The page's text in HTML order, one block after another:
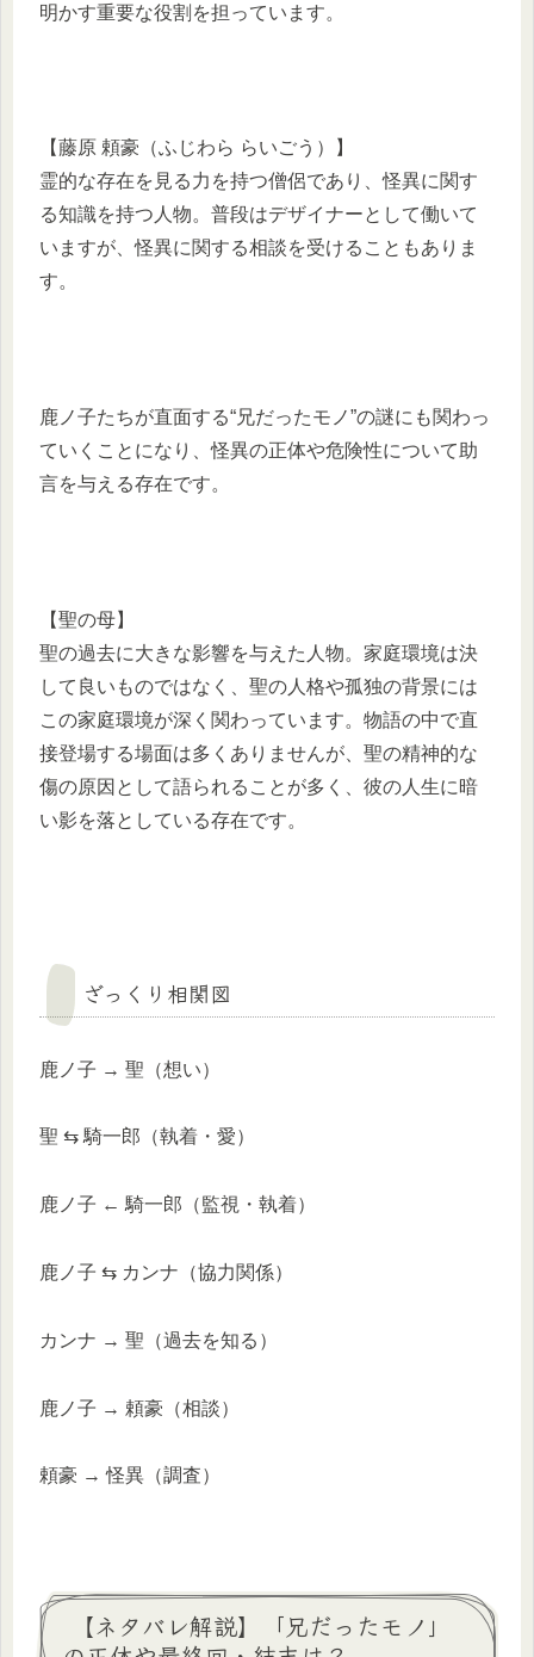
明かす重要な役割を担っています。
【藤原 頼豪（ふじわら らいごう）】
霊的な存在を見る力を持つ僧侶であり、怪異に関す
る知識を持つ人物。普段はデザイナーとして働いて
いますが、怪異に関する相談を受けることもありま
す。
鹿ノ子たちが直面する“兄だったモノ”の謎にも関わっ
ていくことになり、怪異の正体や危険性について助
言を与える存在です。
【聖の母】
聖の過去に大きな影響を与えた人物。家庭環境は決
して良いものではなく、聖の人格や孤独の背景には
この家庭環境が深く関わっています。物語の中で直
接登場する場面は多くありませんが、聖の精神的な
傷の原因として語られることが多く、彼の人生に暗
い影を落としている存在です。
ざっくり相関図
鹿ノ子 → 聖（想い）
聖 ⇆ 騎一郎（執着・愛）
鹿ノ子 ← 騎一郎（監視・執着）
鹿ノ子 ⇆ カンナ（協力関係）
カンナ → 聖（過去を知る）
鹿ノ子 → 頼豪（相談）
頼豪 → 怪異（調査）
【ネタバレ解説】「兄だったモノ」